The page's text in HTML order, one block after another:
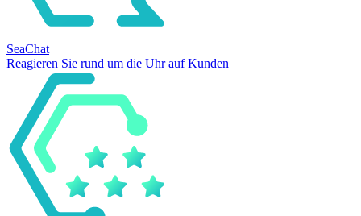
SeaChat
Reagieren Sie rund um die Uhr auf Kunden